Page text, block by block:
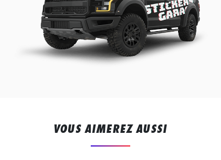
VOUS AIMEREZ AUSSI